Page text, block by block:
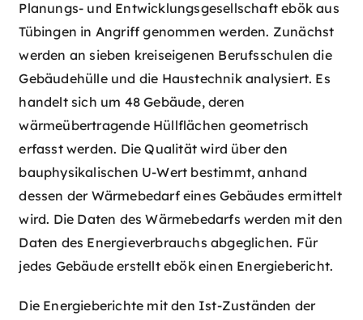
Planungs- und Entwicklungsgesellschaft ebök aus
Tübingen in Angriff genommen werden. Zunächst
werden an sieben kreiseigenen Berufsschulen die
Gebäudehülle und die Haustechnik analysiert. Es
handelt sich um 48 Gebäude, deren
wärmeübertragende Hüllflächen geometrisch
erfasst werden. Die Qualität wird über den
bauphysikalischen U-Wert bestimmt, anhand
dessen der Wärmebedarf eines Gebäudes ermittelt
wird. Die Daten des Wärmebedarfs werden mit den
Daten des Energieverbrauchs abgeglichen. Für
jedes Gebäude erstellt ebök einen Energiebericht.
Die Energieberichte mit den Ist-Zuständen der